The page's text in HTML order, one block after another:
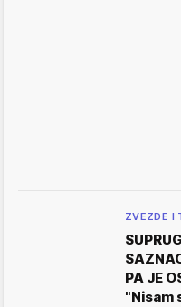
ZVEZDE I
PA JE
"Nisam